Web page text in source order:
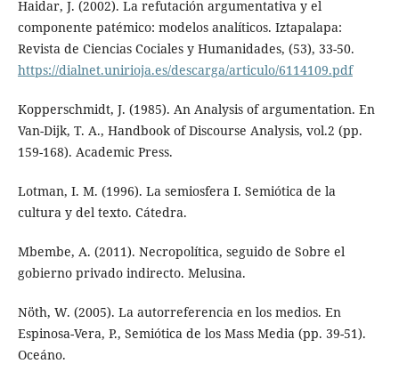
Haidar, J. (2002). La refutación argumentativa y el
componente patémico: modelos analíticos. Iztapalapa:
Revista de Ciencias Cociales y Humanidades, (53), 33-50.
https://dialnet.unirioja.es/descarga/articulo/6114109.pdf
Kopperschmidt, J. (1985). An Analysis of argumentation. En
Van-Dijk, T. A., Handbook of Discourse Analysis, vol.2 (pp.
159-168). Academic Press.
Lotman, I. M. (1996). La semiosfera I. Semiótica de la
cultura y del texto. Cátedra.
Mbembe, A. (2011). Necropolítica, seguido de Sobre el
gobierno privado indirecto. Melusina.
Nöth, W. (2005). La autorreferencia en los medios. En
Espinosa-Vera, P., Semiótica de los Mass Media (pp. 39-51).
Oceáno.